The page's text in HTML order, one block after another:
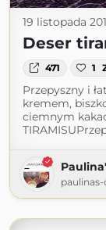
19 listopada
Deser
471 1
Przepyszny i
kremem,
ciemnym